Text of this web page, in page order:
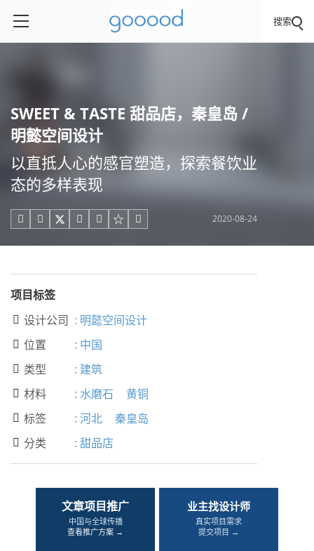
搜索
SWEET & TASTE 甜品店，秦皇岛 /
明懿空间设计
以直抵人心的感官塑造，探索餐饮业
态的多样表现
     2020-08-24
项目标签
 设计公司 : 明懿空间设计
 位置 : 中国
 类型 : 建筑
 材料 : 水磨石 黄铜
 标签 : 河北 秦皇岛
 分类 : 甜品店
文章项目推广
中国与全球传播
查看推广方案 →
业主找设计师
真实项目需求
提交项目 →